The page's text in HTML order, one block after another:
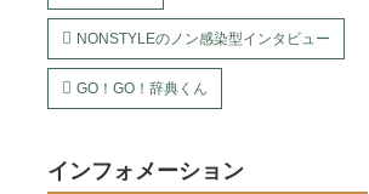
NONSTYLEのノン感染型インタビュー
GO！GO！辞典くん
インフォメーション